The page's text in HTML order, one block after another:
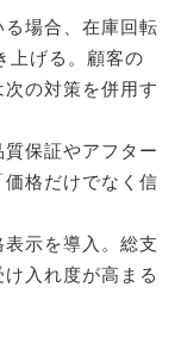
場合、在庫回転
上げる。顧客の
の対策を併用す
保証やアフター
格だけでなく信
示を導入。総支
入れ度が高まる